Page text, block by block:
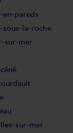
en-pareds
sous-la-roche
sur-mer
sur-mer